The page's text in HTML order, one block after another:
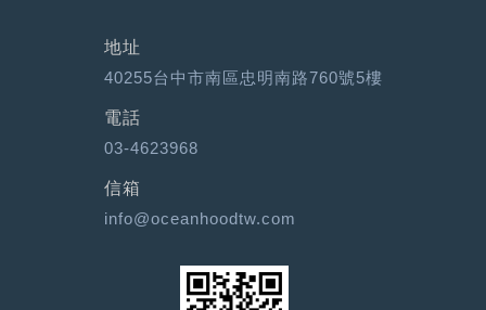
地址
40255台中市南區忠明南路760號5樓
電話
03-4623968
信箱
info@oceanhoodtw.com